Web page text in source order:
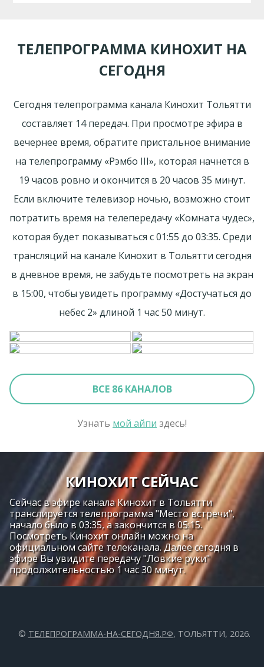
ТЕЛЕПРОГРАММА КИНОХИТ НА
СЕГОДНЯ
Сегодня телепрограмма канала Кинохит Тольятти
составляет 14 передач. При просмотре эфира в
вечернее время, обратите пристальное внимание
на телепрограмму «Рэмбо III», которая начнется в
19 часов ровно и окончится в 20 часов 35 минут.
Если включите телевизор ночью, возможно стоит
потратить время на телепередачу «Комната чудес»,
которая будет показываться с 01:55 до 03:35. Среди
трансляций на канале Кинохит в Тольятти сегодня
в дневное время, не забудьте посмотреть на экран
в 15:00, чтобы увидеть программу «Достучаться до
небес 2» длиной 1 час 50 минут.
ВСЕ 86 КАНАЛОВ
Узнать мой айпи здесь!
КИНОХИТ СЕЙЧАС
Сейчас в эфире канала Кинохит в Тольятти
транслируется телепрограмма "Место встречи",
начало было в 03:35, а закончится в 05:15.
Посмотреть Кинохит онлайн можно на
официальном сайте телеканала. Далее сегодня в
эфире Вы увидите передачу "Ловкие руки"
продолжительностью 1 час 30 минут.
© ТЕЛЕПРОГРАММА-НА-СЕГОДНЯ.РФ, ТОЛЬЯТТИ, 2026.